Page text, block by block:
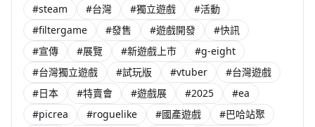
#steam #台灣 #獨立遊戲
#活動
#filtergame
#發售 #遊戲開發
#快訊
#宣傳
#展覽 #新遊戲上市
#g-eight
#台灣獨立遊戲
#試玩版 #vtuber
#台灣遊戲
#日本
#特賣會 #遊戲展 #2025
#ea
#picrea
#roguelike #國產遊戲
#巴哈站聚